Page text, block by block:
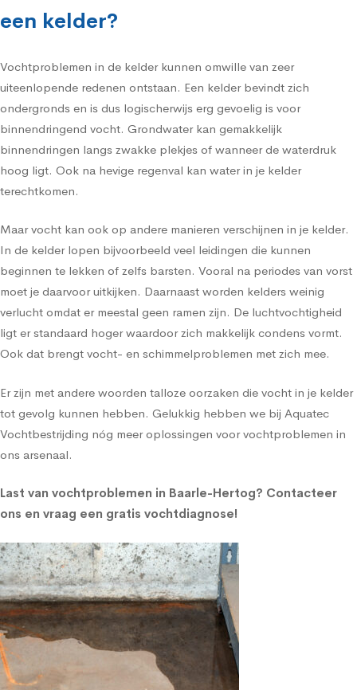
een kelder?
Vochtproblemen in de kelder kunnen omwille van zeer
uiteenlopende redenen ontstaan. Een kelder bevindt zich
ondergronds en is dus logischerwijs erg gevoelig is voor
binnendringend vocht. Grondwater kan gemakkelijk
binnendringen langs zwakke plekjes of wanneer de waterdruk
hoog ligt. Ook na hevige regenval kan water in je kelder
terechtkomen.
Maar vocht kan ook op andere manieren verschijnen in je kelder.
In de kelder lopen bijvoorbeeld veel leidingen die kunnen
beginnen te lekken of zelfs barsten. Vooral na periodes van vorst
moet je daarvoor uitkijken. Daarnaast worden kelders weinig
verlucht omdat er meestal geen ramen zijn. De luchtvochtigheid
ligt er standaard hoger waardoor zich makkelijk condens vormt.
Ook dat brengt vocht- en schimmelproblemen met zich mee.
Er zijn met andere woorden talloze oorzaken die vocht in je kelder
tot gevolg kunnen hebben. Gelukkig hebben we bij Aquatec
Vochtbestrijding nóg meer oplossingen voor vochtproblemen in
ons arsenaal.
Last van vochtproblemen in Baarle-Hertog? Contacteer
ons en vraag een gratis vochtdiagnose!